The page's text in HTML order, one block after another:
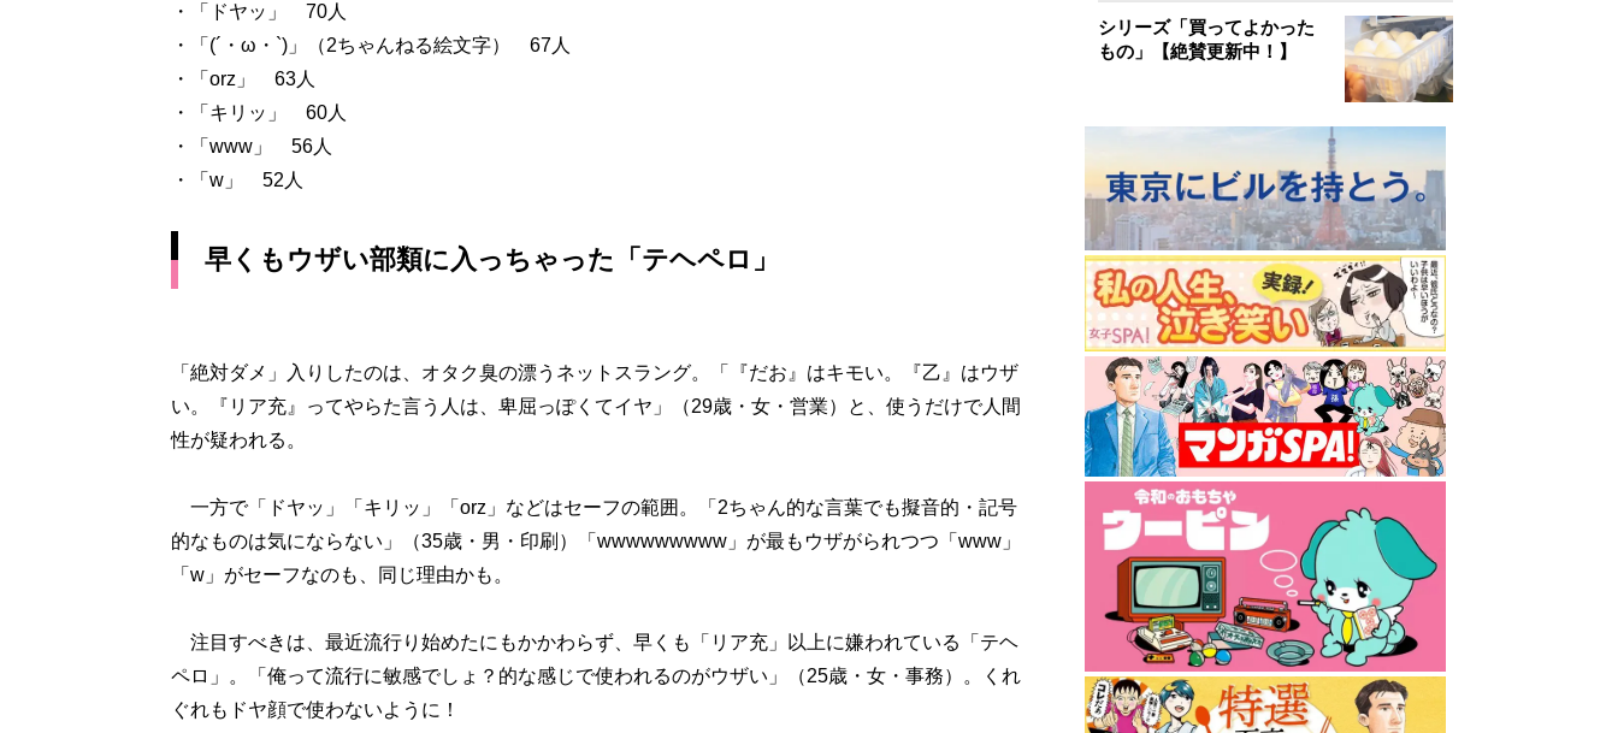
・「ドヤッ」 70人
・「(´・ω・`)」（2ちゃんねる絵文字） 67人
・「orz」 63人
・「キリッ」 60人
・「www」 56人
・「w」 52人
早くもウザい部類に入っちゃった「テヘペロ」
「絶対ダメ」入りしたのは、オタク臭の漂うネットスラング。「『だお』はキモい。『乙』はウザ
い。『リア充』ってやらた言う人は、卑屈っぽくてイヤ」（29歳・女・営業）と、使うだけで人間
性が疑われる。
一方で「ドヤッ」「キリッ」「orz」などはセーフの範囲。「2ちゃん的な言葉でも擬音的・記号
的なものは気にならない」（35歳・男・印刷）「wwwwwwwww」が最もウザがられつつ「www」
「w」がセーフなのも、同じ理由かも。
注目すべきは、最近流行り始めたにもかかわらず、早くも「リア充」以上に嫌われている「テヘ
ペロ」。「俺って流行に敏感でしょ？的な感じで使われるのがウザい」（25歳・女・事務）。くれ
ぐれもドヤ顔で使わないように！
シリーズ「買ってよかった
もの」【絶賛更新中！】